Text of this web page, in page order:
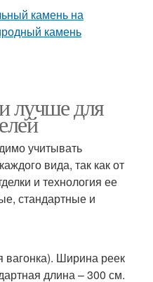
лучше для
учитывать
вида, так как от
и технология ее
стандартные и
вагонка). Ширина реек
длина – 300 см.